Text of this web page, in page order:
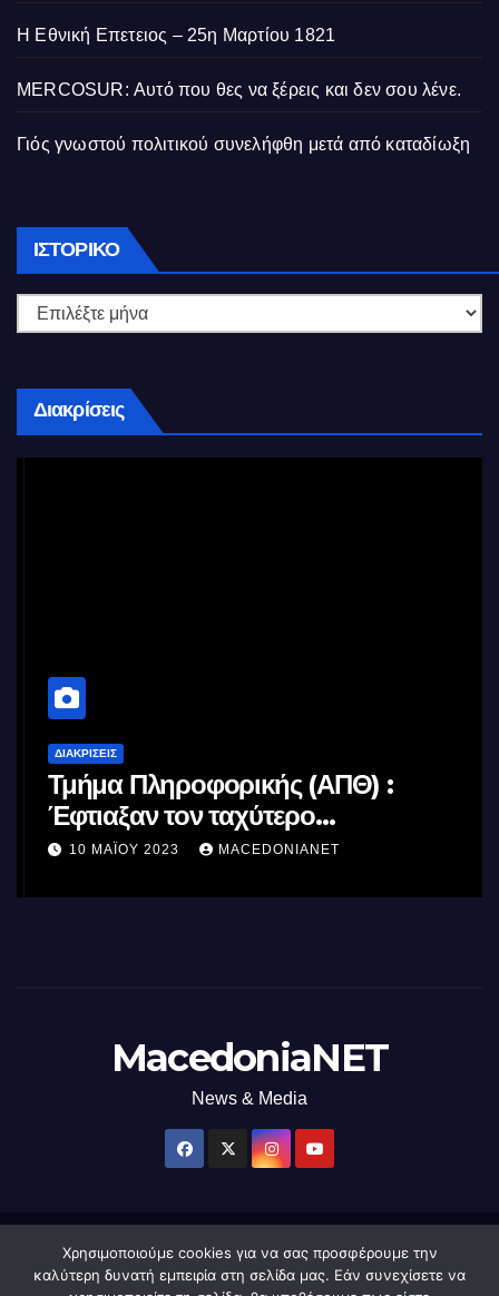
Η Εθνική Επετειος – 25η Μαρτίου 1821
MERCOSUR: Αυτό που θες να ξέρεις και δεν σου λένε.
Γιός γνωστού πολιτικού συνελήφθη μετά από καταδίωξη
ΙΣΤΟΡΙΚΌ Ιστορικό
Διακρίσεις
ΔΙΑΚΡΊΣΕΙΣ
Τμήμα Πληροφορικής (ΑΠΘ) :
Έφτιαξαν τον ταχύτερο
επεξεργαστή AI στον κόσμο με τη
10 ΜΑΪ́ΟΥ 2023 MACEDONIANET
MacedoniaNET
News & Media
Δημιουργήθηκε από το digital2000 με την Υποστήριξη του WordPress
Θέμα: Newsup απόThemeansar.
Χρησιμοποιούμε cookies για να σας προσφέρουμε την
καλύτερη δυνατή εμπειρία στη σελίδα μας. Εάν συνεχίσετε να